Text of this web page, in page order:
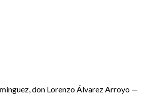
don Lorenzo Álvarez Arroyo —